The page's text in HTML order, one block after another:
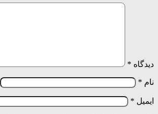
دیدگاه *
نام *
ایمیل *